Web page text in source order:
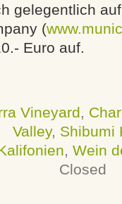
gelegentlich
(
Euro auf.
Vineyard,
Valley, Shibumi
, Wein
Closed